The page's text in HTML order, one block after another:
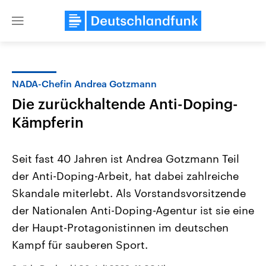
Close
Landtagswahl Sachsen-Anhalt
2026
Alle Informationen
Sachsen-Anhalt wählt am 6.
September 2026 einen neuen
Bundesland von einer Koalition aus
USA
Aktuelle Beiträge,
Hintergründe
mit großem Einfluss auf
NADA-Chefin Andrea Gotzmann
Die zurückhaltende Anti-Doping-
Kämpferin
Seit fast 40 Jahren ist Andrea Gotzmann Teil
der Anti-Doping-Arbeit, hat dabei zahlreiche
Skandale miterlebt. Als Vorstandsvorsitzende
der Nationalen Anti-Doping-Agentur ist sie eine
der Haupt-Protagonistinnen im deutschen
Kampf für sauberen Sport.